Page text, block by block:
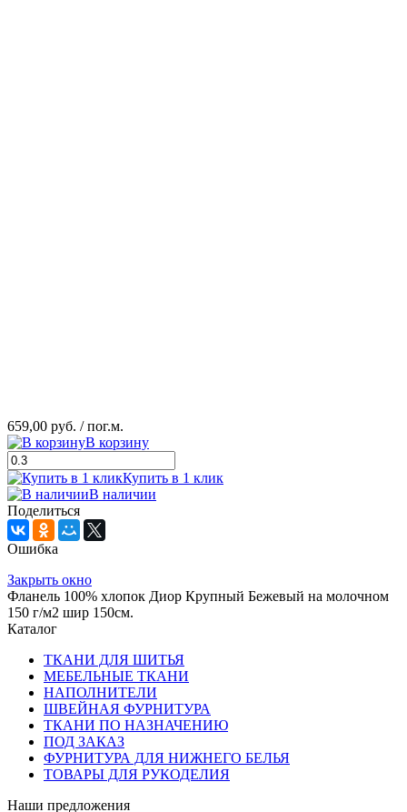
659,00 руб. / пог.м.
В корзину
Купить в 1 клик
В наличии
Поделиться
Ошибка
Закрыть окно
Фланель 100% хлопок Диор Крупный Бежевый на молочном
150 г/м2 шир 150см.
Каталог
ТКАНИ ДЛЯ ШИТЬЯ
МЕБЕЛЬНЫЕ ТКАНИ
НАПОЛНИТЕЛИ
ШВЕЙНАЯ ФУРНИТУРА
ТКАНИ ПО НАЗНАЧЕНИЮ
ПОД ЗАКАЗ
ФУРНИТУРА ДЛЯ НИЖНЕГО БЕЛЬЯ
ТОВАРЫ ДЛЯ РУКОДЕЛИЯ
Наши предложения